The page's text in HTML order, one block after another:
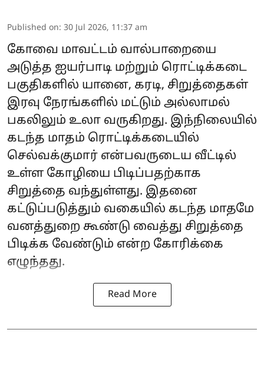
Published on: 30 Jul 2026, 11:37 am
கோவை மாவட்டம் வால்பாறையை
அடுத்த ஐயர்பாடி மற்றும் ரொட்டிக்கடை
பகுதிகளில் யானை, கரடி, சிறுத்தைகள்
இரவு நேரங்களில் மட்டும் அல்லாமல்
பகலிலும் உலா வருகிறது. இந்நிலையில்
கடந்த மாதம் ரொட்டிக்கடையில்
செல்வக்குமார் என்பவருடைய வீட்டில்
உள்ள கோழியை பிடிப்பதற்காக
சிறுத்தை வந்துள்ளது. இதனை
கட்டுப்படுத்தும் வகையில் கடந்த மாதமே
வனத்துறை கூண்டு வைத்து சிறுத்தை
பிடிக்க வேண்டும் என்ற கோரிக்கை
எழுந்தது.
Read More